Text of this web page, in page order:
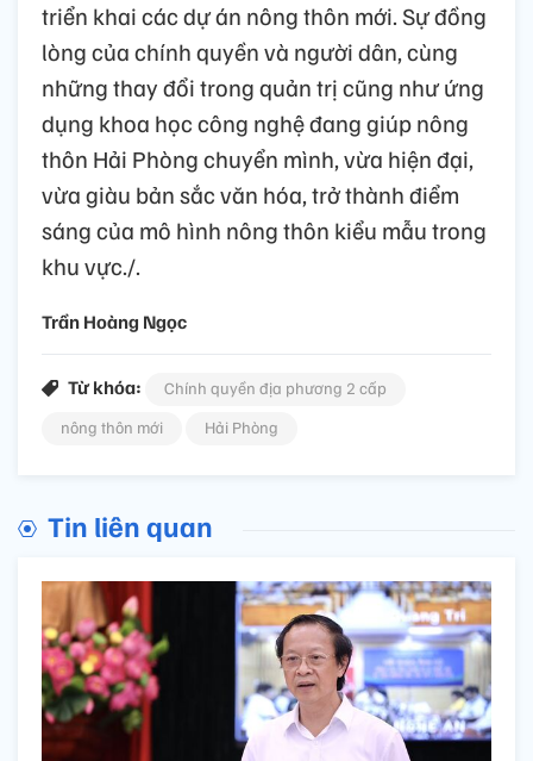
triển khai các dự án nông thôn mới. Sự đồng
lòng của chính quyền và người dân, cùng
những thay đổi trong quản trị cũng như ứng
dụng khoa học công nghệ đang giúp nông
thôn Hải Phòng chuyển mình, vừa hiện đại,
vừa giàu bản sắc văn hóa, trở thành điểm
sáng của mô hình nông thôn kiểu mẫu trong
khu vực./.
Trần Hoàng Ngọc
Từ khóa:
Chính quyền địa phương 2 cấp
nông thôn mới
Hải Phòng
Tin liên quan